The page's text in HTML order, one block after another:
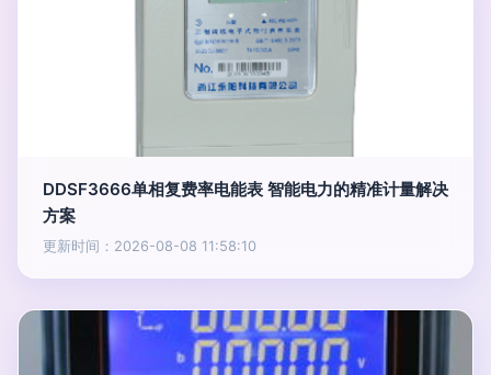
DDSF3666单相复费率电能表 智能电力的精准计量解决
方案
更新时间：2026-08-08 11:58:10